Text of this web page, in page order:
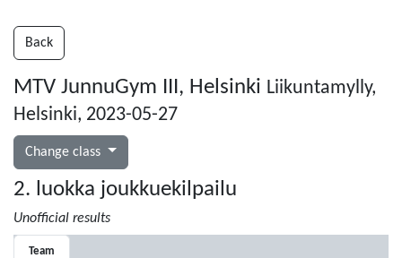
Back
MTV JunnuGym III, Helsinki Liikuntamylly,
Helsinki, 2023-05-27
Change class
2. luokka joukkuekilpailu
Unofficial results
Team